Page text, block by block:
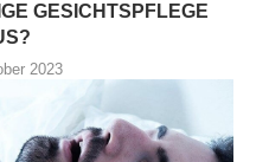
GESICHTSPFLEGE
2023